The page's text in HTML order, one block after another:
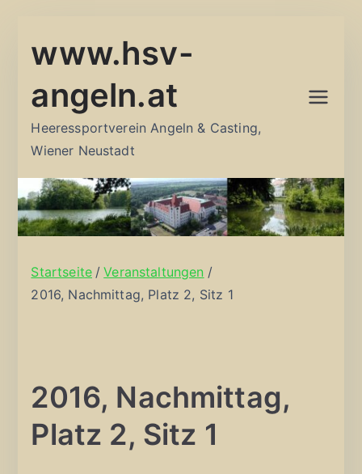
Inhalt
www.hsv-
angeln.at
Heeressportverein Angeln & Casting,
Wiener Neustadt
Startseite
Veranstaltungen
2016, Nachmittag, Platz 2, Sitz 1
2016, Nachmittag,
Platz 2, Sitz 1